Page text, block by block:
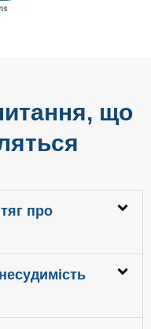
що
про